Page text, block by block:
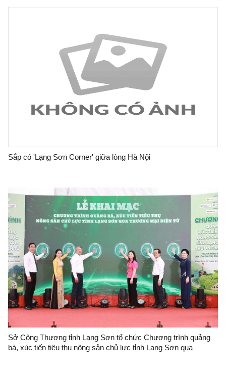
Sắp có 'Lạng Sơn Corner' giữa lòng Hà Nội
Sở Công Thương tỉnh Lạng Sơn tổ chức Chương trình quảng
bá, xúc tiến tiêu thụ nông sản chủ lực tỉnh Lạng Sơn qua